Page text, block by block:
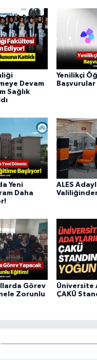
Devam
Sağlık
Yenilikçi
Başvurular
Yeni
Daha
ALES
Görev
Zorunlu
Üniversite
ÇAKÜ